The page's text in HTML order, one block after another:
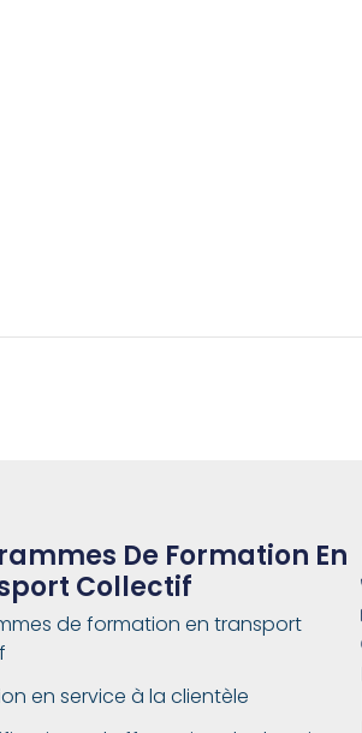
De Formation En
Collectif
de formation en transport
en service à la clientèle